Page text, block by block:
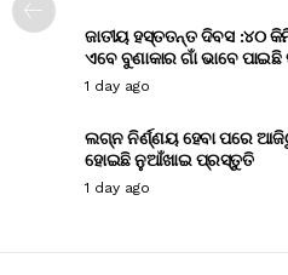
ଜାତୀୟ ହସ୍ତତନ୍ତ ଦିବସ :୪୦
ଏବେ ବୁଣାକାର ଗାଁ ଭାବେ
1 day ago
ଲଗ୍ନ ନିର୍ଣ୍ଣୟ ହେବା ପରେ
ହୋଇଛି ନୁଆଁଖାଇ ପ୍ରସ୍ତୁତି
1 day ago